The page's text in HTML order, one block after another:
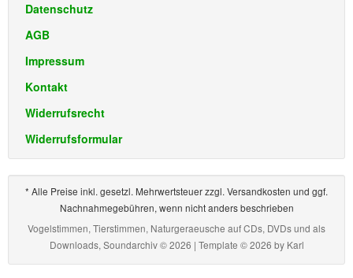
Datenschutz
AGB
Impressum
Kontakt
Widerrufsrecht
Widerrufsformular
* Alle Preise inkl. gesetzl. Mehrwertsteuer zzgl. Versandkosten und ggf.
Nachnahmegebühren, wenn nicht anders beschrieben
Vogelstimmen, Tierstimmen, Naturgeraeusche auf CDs, DVDs und als
Downloads, Soundarchiv © 2026 | Template © 2026 by Karl